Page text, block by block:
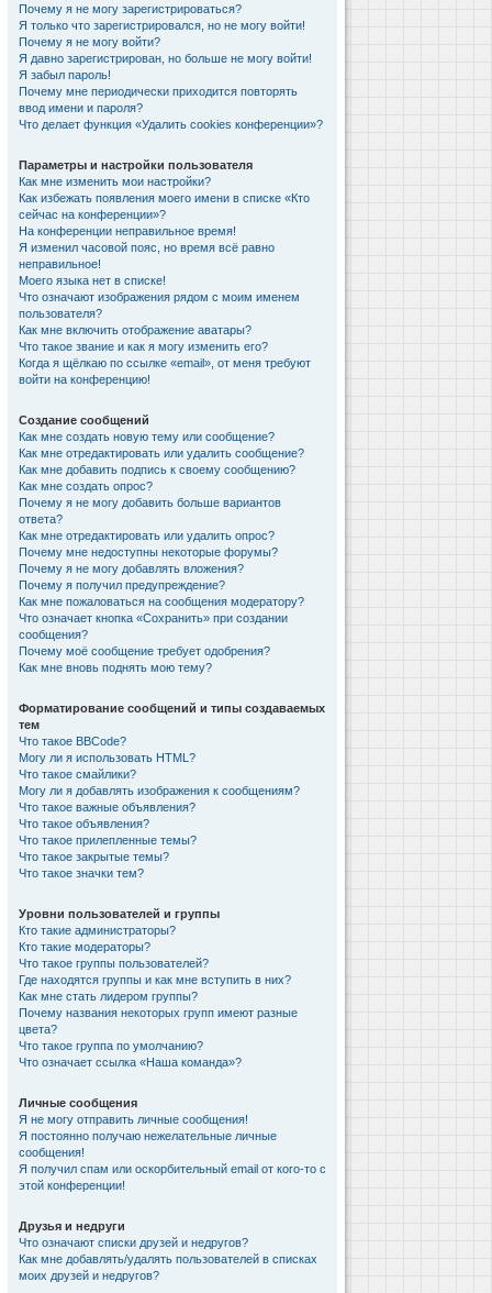
Почему я не могу зарегистрироваться?
Я только что зарегистрировался, но не могу войти!
Почему я не могу войти?
Я давно зарегистрирован, но больше не могу войти!
Я забыл пароль!
Почему мне периодически приходится повторять
ввод имени и пароля?
Что делает функция «Удалить cookies конференции»?
Параметры и настройки пользователя
Как мне изменить мои настройки?
Как избежать появления моего имени в списке «Кто
сейчас на конференции»?
На конференции неправильное время!
Я изменил часовой пояс, но время всё равно
неправильное!
Моего языка нет в списке!
Что означают изображения рядом с моим именем
пользователя?
Как мне включить отображение аватары?
Что такое звание и как я могу изменить его?
Когда я щёлкаю по ссылке «email», от меня требуют
войти на конференцию!
Создание сообщений
Как мне создать новую тему или сообщение?
Как мне отредактировать или удалить сообщение?
Как мне добавить подпись к своему сообщению?
Как мне создать опрос?
Почему я не могу добавить больше вариантов
ответа?
Как мне отредактировать или удалить опрос?
Почему мне недоступны некоторые форумы?
Почему я не могу добавлять вложения?
Почему я получил предупреждение?
Как мне пожаловаться на сообщения модератору?
Что означает кнопка «Сохранить» при создании
сообщения?
Почему моё сообщение требует одобрения?
Как мне вновь поднять мою тему?
Форматирование сообщений и типы создаваемых
тем
Что такое BBCode?
Могу ли я использовать HTML?
Что такое смайлики?
Могу ли я добавлять изображения к сообщениям?
Что такое важные объявления?
Что такое объявления?
Что такое прилепленные темы?
Что такое закрытые темы?
Что такое значки тем?
Уровни пользователей и группы
Кто такие администраторы?
Кто такие модераторы?
Что такое группы пользователей?
Где находятся группы и как мне вступить в них?
Как мне стать лидером группы?
Почему названия некоторых групп имеют разные
цвета?
Что такое группа по умолчанию?
Что означает ссылка «Наша команда»?
Личные сообщения
Я не могу отправить личные сообщения!
Я постоянно получаю нежелательные личные
сообщения!
Я получил спам или оскорбительный email от кого-то с
этой конференции!
Друзья и недруги
Что означают списки друзей и недругов?
Как мне добавлять/удалять пользователей в списках
моих друзей и недругов?